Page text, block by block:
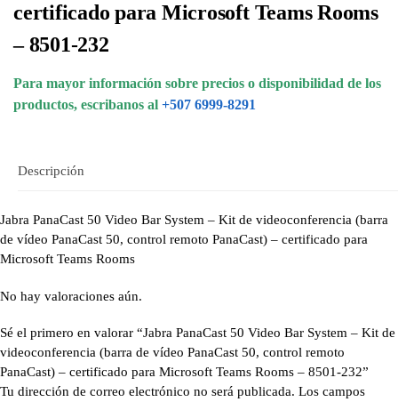
certificado para Microsoft Teams Rooms
– 8501-232
Para mayor información sobre precios o disponibilidad de los
productos, escribanos al +507 6999-8291
Descripción
Jabra PanaCast 50 Video Bar System – Kit de videoconferencia (barra
de vídeo PanaCast 50, control remoto PanaCast) – certificado para
Microsoft Teams Rooms
No hay valoraciones aún.
Sé el primero en valorar “Jabra PanaCast 50 Video Bar System – Kit de
videoconferencia (barra de vídeo PanaCast 50, control remoto
PanaCast) – certificado para Microsoft Teams Rooms – 8501-232”
Tu dirección de correo electrónico no será publicada. Los campos